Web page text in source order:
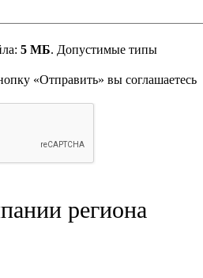
5 МБ. Допустимые типы
«Отправить» вы соглашаетесь
региона